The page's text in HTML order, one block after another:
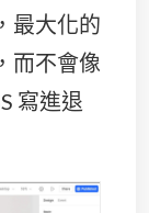
最大化的
而不會像
寫進退